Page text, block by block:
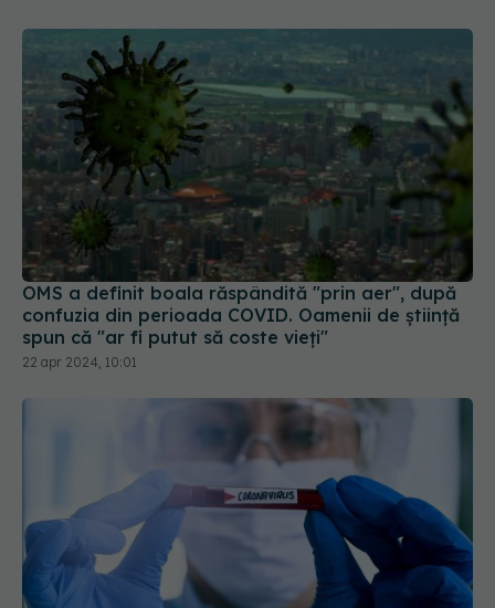
OMS a definit boala răspândită "prin aer", după
confuzia din perioada COVID. Oamenii de știință
spun că "ar fi putut să coste vieți"
22 apr 2024, 10:01